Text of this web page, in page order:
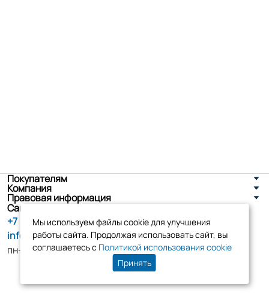
Покупателям
Компания
Правовая информация
Санкт-Петербург, ул. Новоселов д. 8
+7 (800) 555-86-90
info@tk-elko.ru
пн-пт, 10:00 - 18:00
Мы используем файлы cookie для улучшения
работы сайта. Продолжая использовать сайт, вы
соглашаетесь с Политикой использования cookie
Принять